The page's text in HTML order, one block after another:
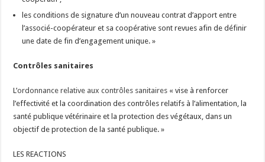
les conditions de signature d’un nouveau contrat d’apport entre
l’associé-coopérateur et sa coopérative sont revues afin de définir
une date de fin d’engagement unique. »
Contrôles sanitaires
L’ordonnance relative aux contrôles sanitaires « vise à renforcer
l’effectivité et la coordination des contrôles relatifs à l’alimentation, la
santé publique vétérinaire et la protection des végétaux, dans un
objectif de protection de la santé publique. »
LES REACTIONS